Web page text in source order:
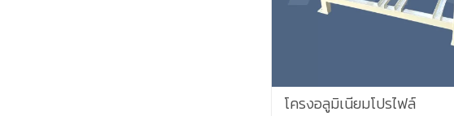
โครงอลูมิเนียมโปรไฟล์